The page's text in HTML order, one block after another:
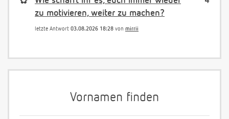
zu motivieren, weiter zu machen?
letzte Antwort 03.08.2026 18:28 von mirrii
Vornamen finden